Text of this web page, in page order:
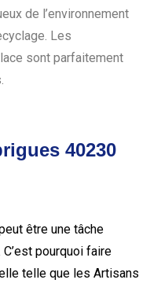
de l’environnement
Les
sont parfaitement
40230
être une tâche
pourquoi faire
telle que les Artisans